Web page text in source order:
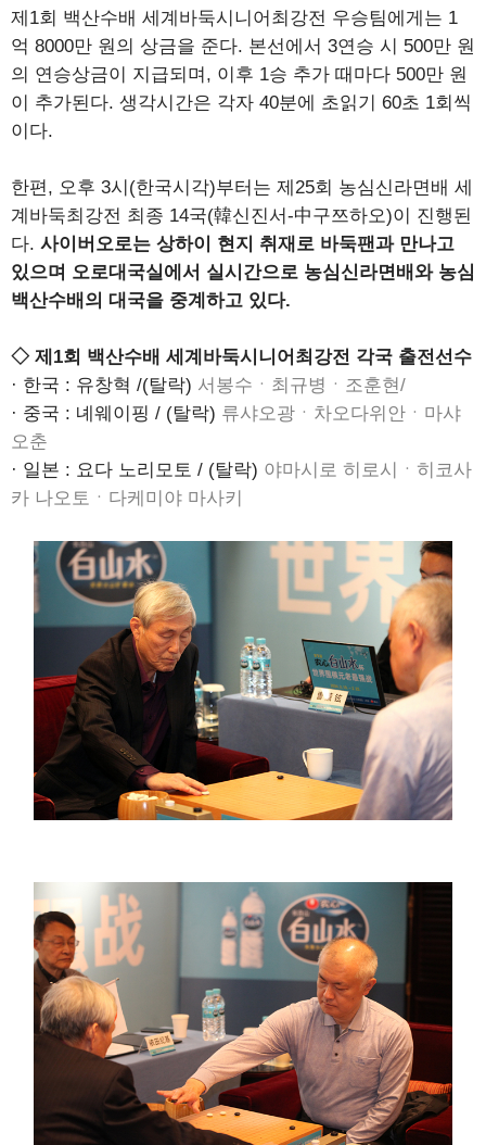
제1회 백산수배 세계바둑시니어최강전 우승팀에게는 1
억 8000만 원의 상금을 준다. 본선에서 3연승 시 500만 원
의 연승상금이 지급되며, 이후 1승 추가 때마다 500만 원
이 추가된다. 생각시간은 각자 40분에 초읽기 60초 1회씩
이다.
한편, 오후 3시(한국시각)부터는 제25회 농심신라면배 세
계바둑최강전 최종 14국(韓신진서-中구쯔하오)이 진행된
다. 사이버오로는 상하이 현지 취재로 바둑팬과 만나고
있으며 오로대국실에서 실시간으로 농심신라면배와 농심
백산수배의 대국을 중계하고 있다.
◇ 제1회 백산수배 세계바둑시니어최강전 각국 출전선수
· 한국 : 유창혁 /(탈락) 서봉수ㆍ최규병ㆍ조훈현/
· 중국 : 녜웨이핑 / (탈락) 류샤오광ㆍ차오다위안ㆍ마샤
오춘
· 일본 : 요다 노리모토 / (탈락) 야마시로 히로시ㆍ히코사
카 나오토ㆍ다케미야 마사키